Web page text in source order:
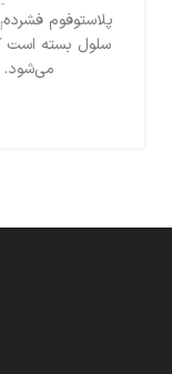
پلاستوفوم
سلول بسته است
می‌شود.